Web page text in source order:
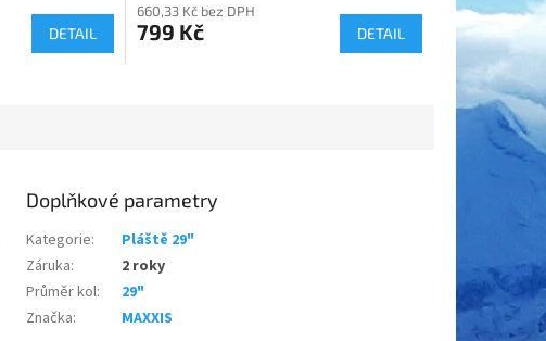
DETAIL
660,33 Kč bez DPH
799 Kč DETAIL
Doplňkové parametry
Kategorie:
Pláště 29"
Záruka:
2 roky
Průměr kol:
29"
Značka: MAXXIS